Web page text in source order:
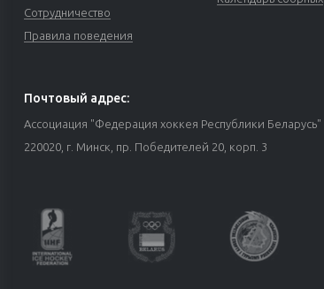
Сотрудничество
Правила поведения
Почтовый адрес:
Ассоциация "Федерация хоккея Республики Беларусь"
220020, г. Минск, пр. Победителей 20, корп. 3